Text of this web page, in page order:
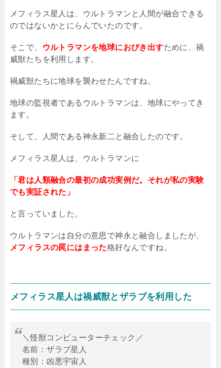
メフィラス星人は、ウルトラマンと人間が融合できる
のではないかとにらんでいたのです。
そこで、 ウルトラマンを地球におびき出すために、禍
威獣たちを利用します。
禍威獣たちに地球を襲わせたんですね。
地球の監視者であるウルトラマンは、地球にやってき
ます。
そして、人間である神永新二と融合したのです。
メフィラス星人は、ウルトラマンに
「君は人類融合の最初の成功実例だ。それが私の実験
でも実証された」
と言っていました。
ウルトラマンは自分の意思で神永と融合しましたが、
メフィラスの罠にはまった格好なんですね。
メフィラス星人は禍威獣とザラブを利用した
＼怪獣コンピューターチェック／
名前：ザラブ星人
種別：凶悪宇宙人